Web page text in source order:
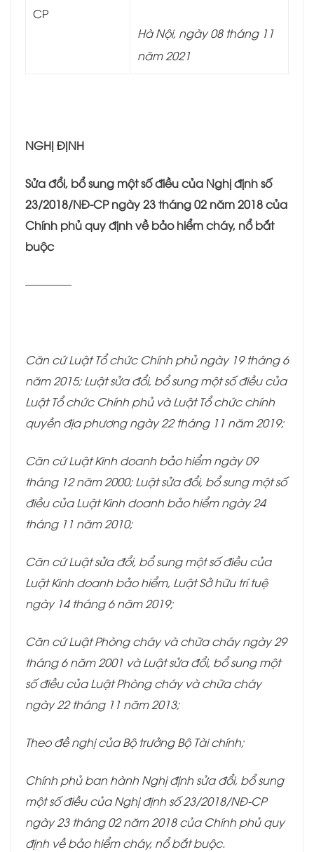
CP
Hà Nội, ngày 08 tháng 11
năm 2021
NGHỊ ĐỊNH
Sửa đổi, bổ sung một số điều của Nghị định số
23/2018/NĐ-CP ngày 23 tháng 02 năm 2018 của
Chính phủ quy định về bảo hiểm cháy, nổ bắt
buộc
Căn cứ Luật Tổ chức Chính phủ ngày 19 tháng 6
năm 2015; Luật sửa đổi, bổ sung một số điều của
Luật Tổ chức Chính phủ và Luật Tổ chức chính
quyền địa phương ngày 22 tháng 11 năm 2019;
Căn cứ Luật Kinh doanh bảo hiểm ngày 09
tháng 12 năm 2000; Luật sửa đổi, bổ sung một số
điều của Luật Kinh doanh bảo hiểm ngày 24
tháng 11 năm 2010;
Căn cứ Luật sửa đổi, bổ sung một số điều của
Luật Kinh doanh bảo hiểm, Luật Sở hữu trí tuệ
ngày 14 tháng 6 năm 2019;
Căn cứ Luật Phòng cháy và chữa cháy ngày 29
tháng 6 năm 2001 và Luật sửa đổi, bổ sung một
số điều của Luật Phòng cháy và chữa cháy
ngày 22 tháng 11 năm 2013;
Theo đề nghị của Bộ trưởng Bộ Tài chính;
Chính phủ ban hành Nghị định sửa đổi, bổ sung
một số điều của Nghị định số 23/2018/NĐ-CP
ngày 23 tháng 02 năm 2018 của Chính phủ quy
định về bảo hiểm cháy, nổbắt buộc.